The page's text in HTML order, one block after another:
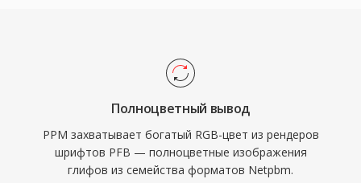
Полноцветный вывод
PPM захватывает богатый RGB-цвет из рендеров
шрифтов PFB — полноцветные изображения
глифов из семейства форматов Netpbm.